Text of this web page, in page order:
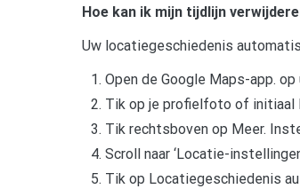
Hoe kan ik mijn tijdlijn
Uw locatiegeschiedenis
Open de Google Maps-app.
Tik op je profielfoto of initiaal
Tik rechtsboven op Meer.
Scroll naar ‘Locatie-
Tik op Locatiegeschiedenis